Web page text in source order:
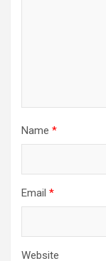
Name *
Email *
Website